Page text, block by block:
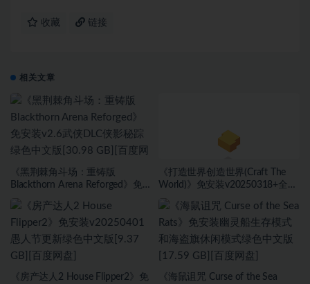
收藏 链接
相关文章
《黑荆棘角斗场：重铸版
Blackthorn Arena Reforged》免
文版[30.98 GB][百度网盘]
《打造世界创造世界(Craft The
World)》免安装v20250318+全
盘]
《房产达人2 House Flipper2》免
《海鼠诅咒 Curse of the Sea